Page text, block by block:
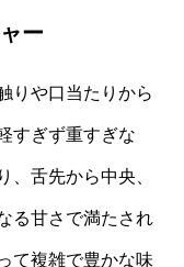
ー
りや口当たりから
すぎず重すぎな
、舌先から中央、
る甘さで満たされ
て複雑で豊かな味